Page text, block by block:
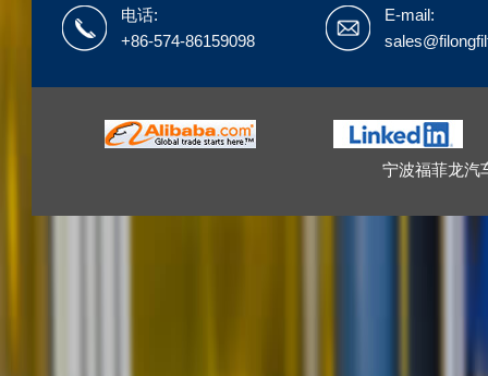
电话:
+86-574-86159098
E-mail:
宁波福菲龙汽